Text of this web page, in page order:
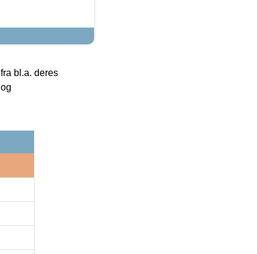
bl.a. deres